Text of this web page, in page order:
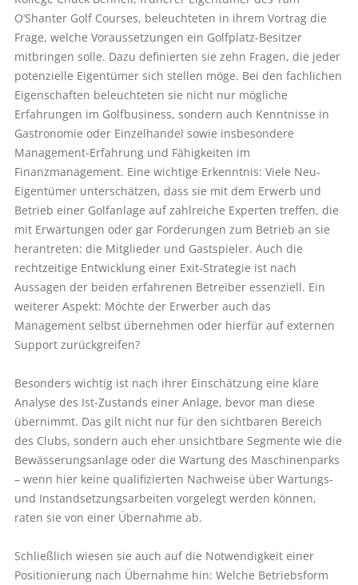
O‘Shanter Golf Courses, beleuchteten in ihrem Vortrag die
Frage, welche Voraussetzungen ein Golfplatz-Besitzer
mitbringen solle. Dazu definierten sie zehn Fragen, die jeder
potenzielle Eigentümer sich stellen möge. Bei den fachlichen
Eigenschaften beleuchteten sie nicht nur mögliche
Erfahrungen im Golfbusiness, sondern auch Kenntnisse in
Gas­tronomie oder Einzelhandel sowie insbesondere
Management-Erfahrung und Fähigkeiten im
Finanzmanagement. Eine wichtige Erkenntnis: Viele Neu-
Eigentümer unterschätzen, dass sie mit dem Erwerb und
Betrieb einer Golfanlage auf zahlreiche Experten treffen, die
mit Erwartungen oder gar Forderungen zum Betrieb an sie
herantreten: die Mitglieder und Gastspieler. Auch die
rechtzeitige Entwicklung einer Exit-Strategie ist nach
Aussagen der beiden erfahrenen Betreiber essenziell. Ein
weiterer Aspekt: Möchte der Erwerber auch das
Management selbst übernehmen oder hierfür auf externen
Support zurückgreifen?
Besonders wichtig ist nach ihrer Einschätzung eine klare
Analyse des Ist-Zustands einer Anlage, bevor man diese
übernimmt. Das gilt nicht nur für den sichtbaren Bereich
des Clubs, sondern auch eher unsichtbare Segmente wie die
Bewässerungsanlage oder die Wartung des Maschinenparks
– wenn hier keine qualifizierten Nachweise über Wartungs-
und Instandsetzungsarbeiten vorgelegt werden können,
raten sie von einer Übernahme ab.
Schließlich wiesen sie auch auf die Notwendigkeit einer
Positionierung nach Übernahme hin: Welche Betriebsform